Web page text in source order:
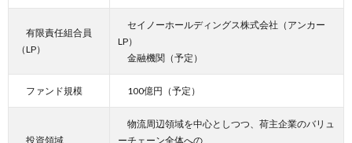
有限責任組合員
（LP）
セイノーホールディングス株式会社（アンカー
LP）
金融機関（予定）
ファンド規模 100億円（予定）
投資領域
物流周辺領域を中心としつつ、荷主企業のバリュ
ーチェーン全体への